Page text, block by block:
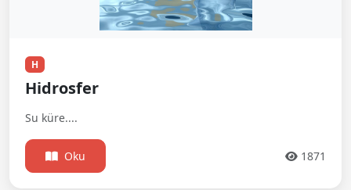
H
Hidrosfer
Su küre....
Oku 1871